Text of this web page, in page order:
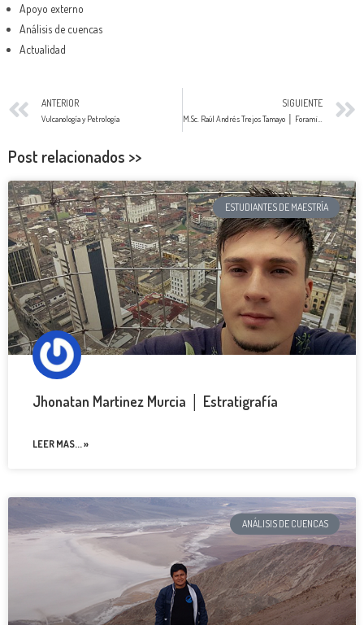
Apoyo externo
Análisis de cuencas
Actualidad
ANTERIOR
Vulcanología y Petrología
SIGUIENTE
M.Sc. Raúl Andrés Trejos Tamayo │ Foraminíferos
Post relacionados >>
ESTUDIANTES DE MAESTRÍA
Jhonatan Martinez Murcia │ Estratigrafía
LEER MAS... »
ANÁLISIS DE CUENCAS